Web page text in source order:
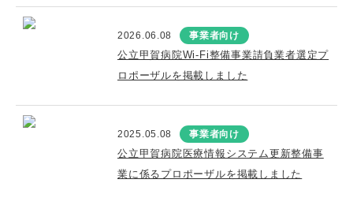
2026.06.08 事業者向け
公立甲賀病院Wi-Fi整備事業請負業者選定プ
ロポーザルを掲載しました
2025.05.08 事業者向け
公立甲賀病院医療情報システム更新整備事
業に係るプロポーザルを掲載しました